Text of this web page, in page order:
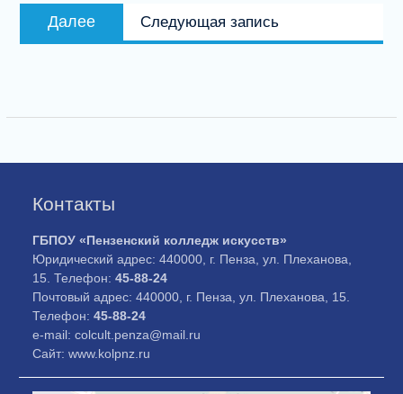
Далее
запись:
Следующая запись
Контакты
ГБПОУ «Пензенский колледж искусств»
Юридический адрес: 440000, г. Пенза, ул. Плеханова,
15. Телефон:45-88-24
Почтовый адрес: 440000, г. Пенза, ул. Плеханова, 15.
Телефон:45-88-24
e-mail: colcult.penza@mail.ru
Сайт: www.kolpnz.ru